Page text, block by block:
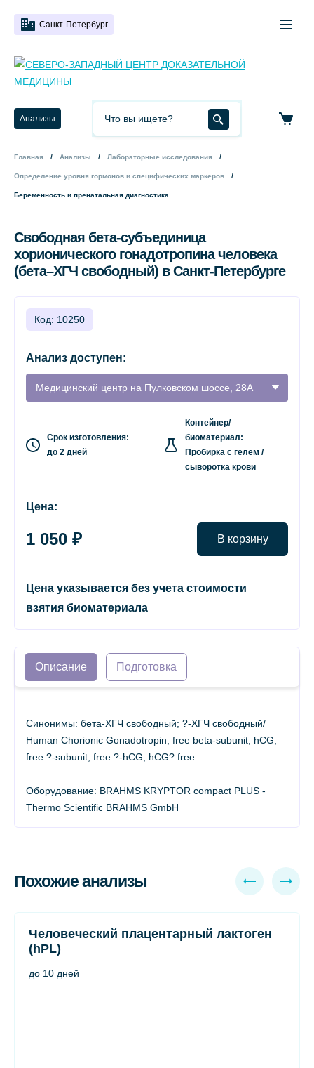
Санкт-Петербург
Анализы
Главная Анализы Лабораторные исследования
Определение уровня гормонов и специфических маркеров
Беременность и пренатальная диагностика
Свободная бета-субъединица
хорионического гонадотропина человека
(бета–ХГЧ свободный) в Санкт-Петербурге
Код: 10250
Анализ доступен:
Медицинский центр на Пулковском шоссе, 28А
Срок изготовления:
до 2 дней
Контейнер/
биоматериал:
Пробирка с гелем /
сыворотка крови
Цена:
1 050 ₽ В корзину
Цена указывается без учета стоимости
взятия биоматериала
Описание Подготовка
Синонимы: бета-ХГЧ свободный; ?-ХГЧ свободный/
Human Chorionic Gonadotropin, free beta-subunit; hCG,
free ?-subunit; free ?-hCG; hCG? free
Оборудование: BRAHMS KRYPTOR compact PLUS -
Thermo Scientific BRAHMS GmbH
Похожие анализы
Человеческий плацентарный лактоген
(hPL)
до 10 дней